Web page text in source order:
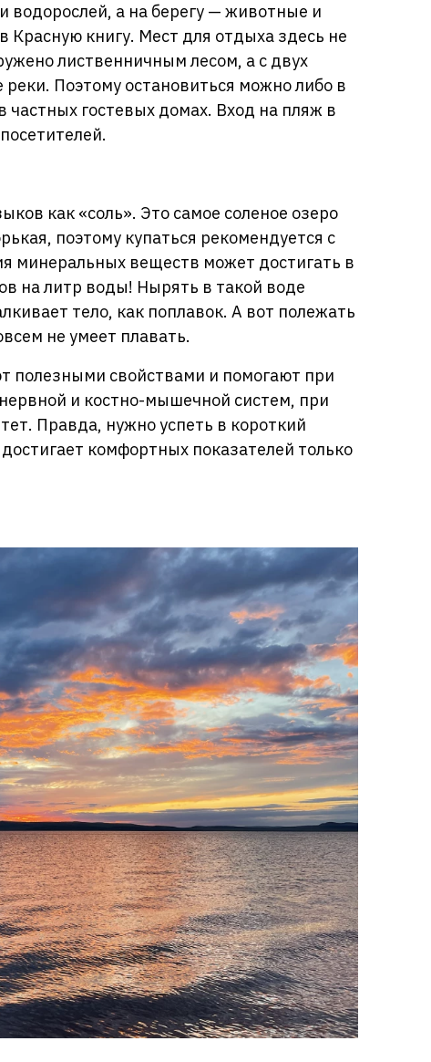
водорослей, а на берегу — животные и
книгу. Мест для отдыха здесь не
лиственничным лесом, а с двух
Поэтому остановиться можно либо в
гостевых домах. Вход на пляж в
как «соль». Это самое соленое озеро
поэтому купаться рекомендуется с
минеральных веществ может достигать в
на литр воды! Нырять в такой воде
тело, как поплавок. А вот полежать
не умеет плавать.
полезными свойствами и помогают при
и костно-мышечной систем, при
Правда, нужно успеть в короткий
комфортных показателей только